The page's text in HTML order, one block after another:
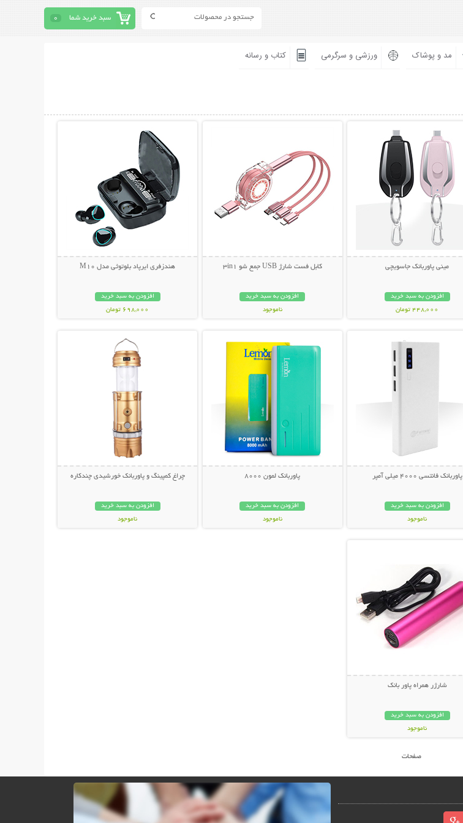
سبد خرید شما 0
مد و پوشاک ورزشی و سرگرمی کتاب و رسانه
مینی پاوربانک جاسویچی
افزودن به سبد خرید
448,000 تومان
کابل فست شارژ USB جمع شو 3in1
افزودن به سبد خرید
ناموجود
هندزفری ایرپاد بلوتوثی مدل M10
افزودن به سبد خرید
698,000 تومان
پاوربانک فانتسی 4000 میلی آمپر
افزودن به سبد خرید
ناموجود
پاوربانک لمون 8000
افزودن به سبد خرید
ناموجود
چراغ کمپینگ و پاوربانک خورشیدی چندکاره
افزودن به سبد خرید
ناموجود
شارژر همراه پاور بانک
افزودن به سبد خرید
ناموجود
صفحات